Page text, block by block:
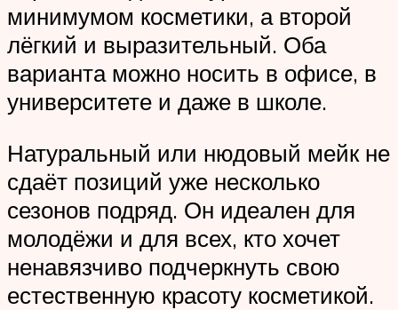
минимумом косметики, а второй
лёгкий и выразительный. Оба
варианта можно носить в офисе, в
университете и даже в школе.
Натуральный или нюдовый мейк не
сдаёт позиций уже несколько
сезонов подряд. Он идеален для
молодёжи и для всех, кто хочет
ненавязчиво подчеркнуть свою
естественную красоту косметикой.